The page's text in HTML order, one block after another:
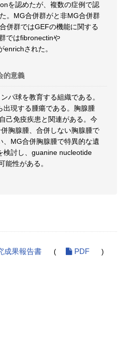
を認めたが、複数の症例で認
。MG合併群がと非MG合併群
併群ではGEFの機能に関する
ではfibronectinや
された。
的意義
パ球を教育する組織である。
出現する腫瘍である。胸腺腫
己免疫疾患と関連がある。今
胸腺腫、合併しない胸腺腫で
、MG合併胸腺腫で特異的な遺
検討し、guanine nucleotide
能性がある。
成果報告書 ( PDF )